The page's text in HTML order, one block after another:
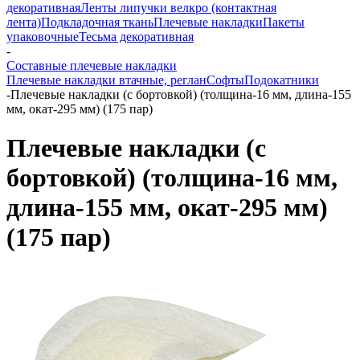
декоративнаяЛенты липучки велкро (контактная
лента)Подкладочная тканьПлечевые накладкиПакеты
упаковочныеТесьма декоративная
-
Составные плечевые накладки
Плечевые накладки втачные, регланСофтыПодокатники
-Плечевые накладки (с бортовкой) (толщина-16 мм, длина-155
мм, окат-295 мм) (175 пар)
Плечевые накладки (с
бортовкой) (толщина-16 мм,
длина-155 мм, окат-295 мм)
(175 пар)